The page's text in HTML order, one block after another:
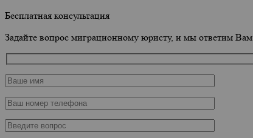
Бесплатная консультация
Задайте вопрос миграционному юристу, и мы ответим